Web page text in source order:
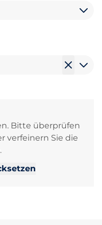
Bitte überprüfen
verfeinern Sie die